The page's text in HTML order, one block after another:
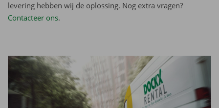
levering hebben wij de oplossing. Nog extra vragen?
Contacteer ons.